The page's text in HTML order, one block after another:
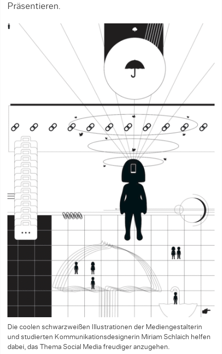
Präsentieren.
Die coolen schwarzweißen Illustrationen der Mediengestalterin
und studierten Kommunikationsdesignerin Miriam Schlaich helfen
dabei, das Thema Social Media freudiger anzugehen.